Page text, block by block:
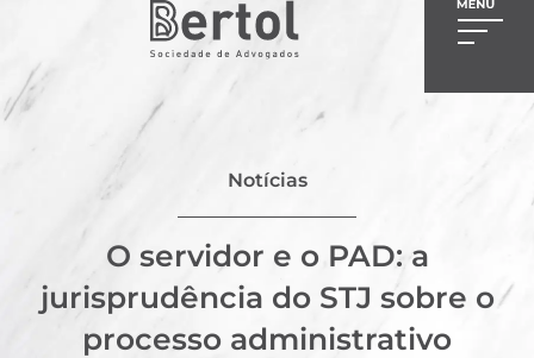
Notícias
O servidor e o PAD: a
jurisprudência do STJ sobre o
processo administrativo